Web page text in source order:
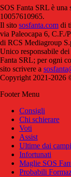
SOS Fanta SRL è
10057610965.
Il sito sosfanta.com di
via Paleocapa 6, C.F./
di RCS Mediagroup
Unico responsabile
Fanta SRL; per ogni
sito scrivere a
Copyright 2021-2026
Footer Menu
Consigli
Chi schierare
Voti
Assist
Ultime dai campi
Infortunati
Maglie SOS
Probabili